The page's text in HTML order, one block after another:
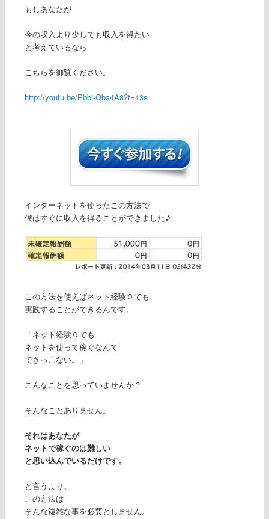
もしあなたが
今の収入より少しでも収入を得たい
と考えているなら
こちらを御覧ください。
http://youtu.be/Pbbi-Qba4A8?t=13s
インターネットを使ったこの方法で
僕はすぐに収入を得ることができました♪
この方法を使えばネット経験０でも
実践することができるんです。
「ネット経験０でも
ネットを使って稼ぐなんて
できっこない。」
こんなことを思っていませんか？
そんなことありません。
それはあなたが
ネットで稼ぐのは難しい
と思い込んでいるだけです。
と言うより、
この方法は
そんな複雑な事を必要としません。